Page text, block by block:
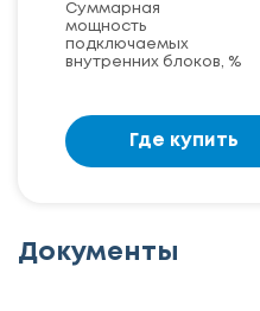
Суммарная
мощность
подключаемых
внутренних блоков, %
Где купить
Документы